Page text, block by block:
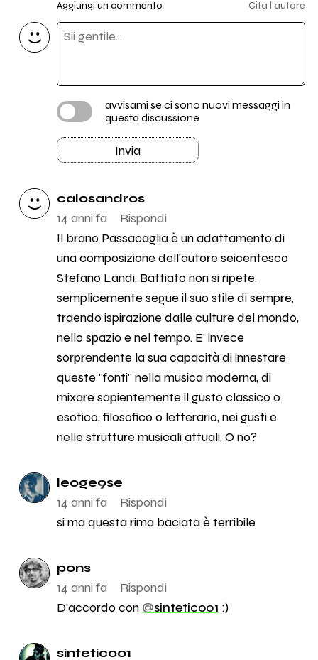
Aggiungi un commento Cita l'autore
avvisami se ci sono nuovi messaggi in
questa discussione
Invia
calosandros
14 anni fa
Rispondi
Il brano Passacaglia è un adattamento di
una composizione dell'autore seicentesco
Stefano Landi. Battiato non si ripete,
semplicemente segue il suo stile di sempre,
traendo ispirazione dalle culture del mondo,
nello spazio e nel tempo. E' invece
sorprendente la sua capacità di innestare
queste "fonti" nella musica moderna, di
mixare sapientemente il gusto classico o
esotico, filosofico o letterario, nei gusti e
nelle strutture musicali attuali. O no?
leoge9se
14 anni fa
Rispondi
si ma questa rima baciata è terribile
pons
14 anni fa
Rispondi
D'accordo con @sintetico01 :)
sintetico01